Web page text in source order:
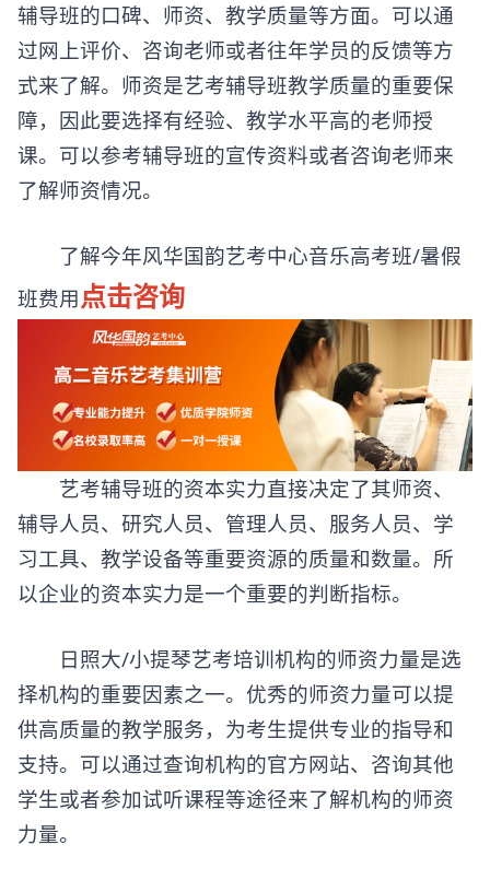
辅导班的口碑、师资、教学质量等方面。可以通
过网上评价、咨询老师或者往年学员的反馈等方
式来了解。师资是艺考辅导班教学质量的重要保
障，因此要选择有经验、教学水平高的老师授
课。可以参考辅导班的宣传资料或者咨询老师来
了解师资情况。
了解今年风华国韵艺考中心音乐高考班/暑假
班费用点击咨询
艺考辅导班的资本实力直接决定了其师资、
辅导人员、研究人员、管理人员、服务人员、学
习工具、教学设备等重要资源的质量和数量。所
以企业的资本实力是一个重要的判断指标。
日照大/小提琴艺考培训机构的师资力量是选
择机构的重要因素之一。优秀的师资力量可以提
供高质量的教学服务，为考生提供专业的指导和
支持。可以通过查询机构的官方网站、咨询其他
学生或者参加试听课程等途径来了解机构的师资
力量。